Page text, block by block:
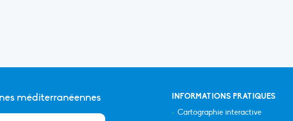
méditerranéennes
INFORMATIONS PRATIQUES
Cartographie interactive